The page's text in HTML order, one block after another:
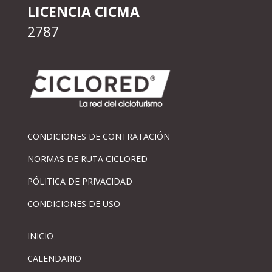
LICENCIA CICMA
2787
CONDICIONES DE CONTRATACIÓN
NORMAS DE RUTA CICLORED
PÓLITICA DE PRIVACIDAD
CONDICIONES DE USO
INICIO
CALENDARIO